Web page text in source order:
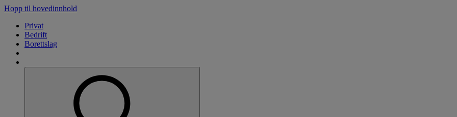
Hopp til hovedinnhold
Privat
Bedrift
Borettslag